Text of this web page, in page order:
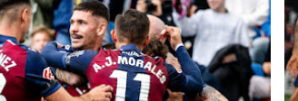
ANÁLISIS BRUGUI CARLOS ESPÍ